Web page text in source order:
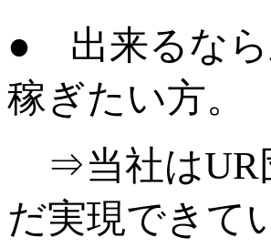
● 出来るなら
稼ぎたい方。
⇒当社はUR
だ実現できて